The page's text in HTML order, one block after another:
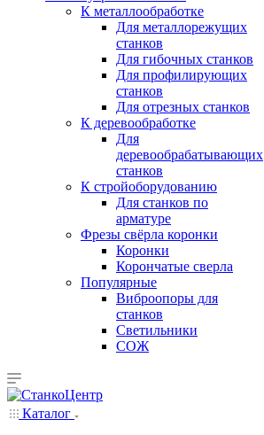
К металлообработке
Для металлорежущих
станков
Для гибочных станков
Для профилирующих
станков
Для отрезных станков
К деревообработке
Для
деревообрабатывающих
станков
К стройоборудованию
Для станков по
арматуре
Фрезы свёрла коронки
Коронки
Корончатые сверла
Популярные
Виброопоры для
станков
Светильники
СОЖ
Каталог